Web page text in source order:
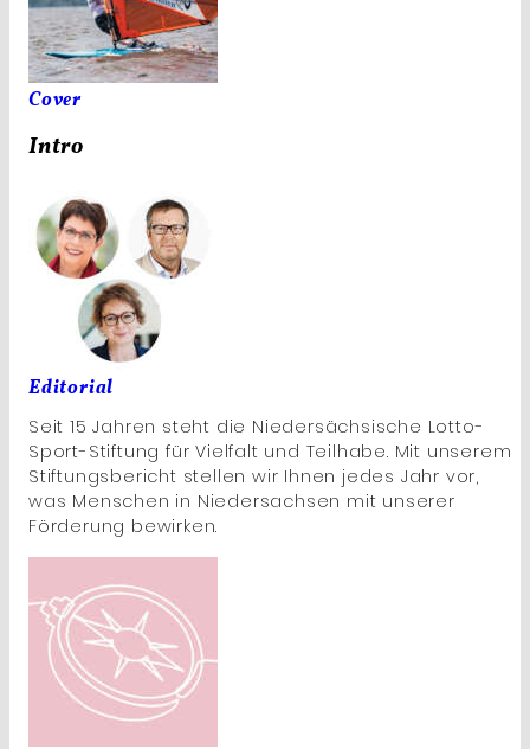
Cover
Intro
Editorial
Seit 15 Jahren steht die Niedersächsische Lotto-
Sport-Stiftung für Vielfalt und Teilhabe. Mit unserem
Stiftungsbericht stellen wir Ihnen jedes Jahr vor,
was Menschen in Niedersachsen mit unserer
Förderung bewirken.